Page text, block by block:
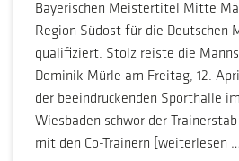
Bayerischen Meistertitel Mitte
Region Südost für die Deutschen
qualifiziert. Stolz reiste die
Dominik Mürle am Freitag, 12.
der beeindruckenden Sporthalle
Wiesbaden schwor der
mit den Co-Trainern [weiterlesen …]